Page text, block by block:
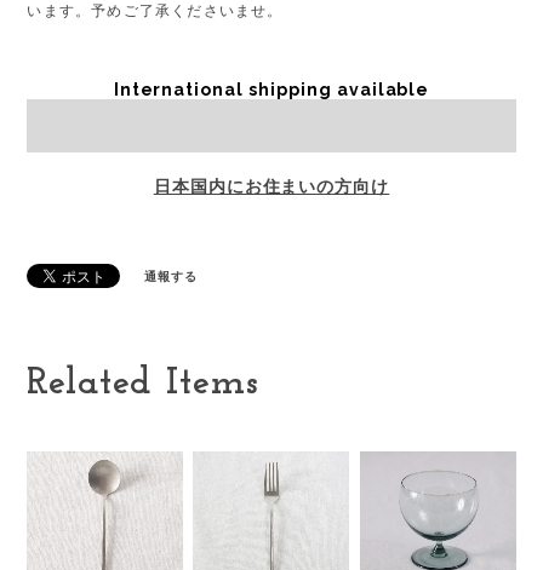
います。予めご了承くださいませ。
International shipping available
日本国内にお住まいの方向け
通報する
Related Items